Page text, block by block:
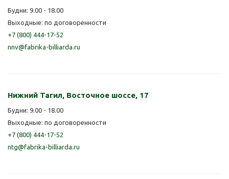
Будни: 9.00 - 18.00
Выходные: по договоренности
+7 (800) 444-17-52
nnv@fabrika-billiarda.ru
Нижний Тагил, Восточное шоссе, 17
Будни: 9.00 - 18.00
Выходные: по договоренности
+7 (800) 444-17-52
ntg@fabrika-billiarda.ru